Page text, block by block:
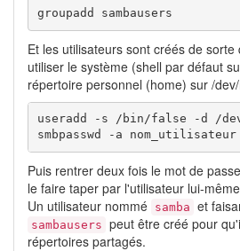
groupadd sambausers
Et les utilisateurs sont créés de
utiliser le système (shell par défaut
répertoire personnel (home) sur /
useradd -s /bin/false -d /
smbpasswd -a nom_utilisateur
Puis rentrer deux fois le mot de
le faire taper par l'utilisateur lui-
Un utilisateur nommé samba et
sambausers peut être créé pour
répertoires partagés.